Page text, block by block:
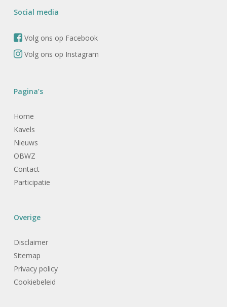
Social media
Volg ons op Facebook
Volg ons op Instagram
Pagina’s
Home
Kavels
Nieuws
OBWZ
Contact
Participatie
Overige
Disclaimer
Sitemap
Privacy policy
Cookiebeleid